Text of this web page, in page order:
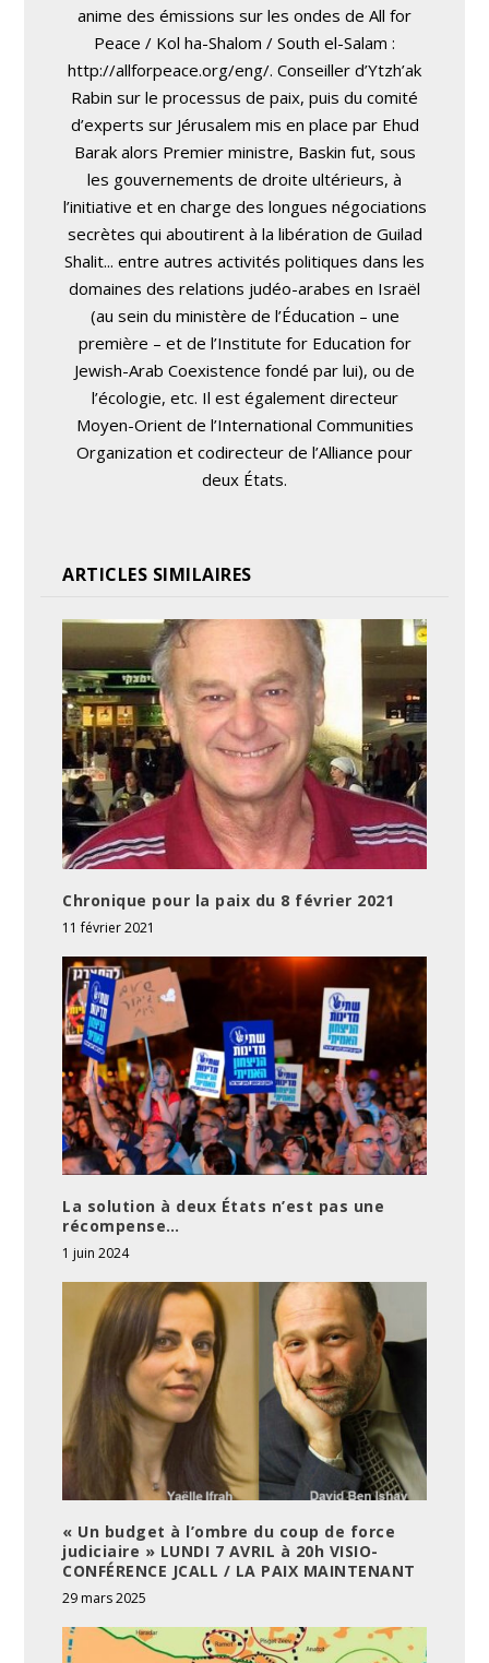
anime des émissions sur les ondes de All for
Peace / Kol ha-Shalom / South el-Salam :
http://allforpeace.org/eng/. Conseiller d’Ytzh’ak
Rabin sur le processus de paix, puis du comité
d’experts sur Jérusalem mis en place par Ehud
Barak alors Premier ministre, Baskin fut, sous
les gouvernements de droite ultérieurs, à
l’initiative et en charge des longues négociations
secrètes qui aboutirent à la libération de Guilad
Shalit... entre autres activités politiques dans les
domaines des relations judéo-arabes en Israël
(au sein du ministère de l’Éducation – une
première – et de l’Institute for Education for
Jewish-Arab Coexistence fondé par lui), ou de
l’écologie, etc. Il est également directeur
Moyen-Orient de l’International Communities
Organization et codirecteur de l’Alliance pour
deux États.
ARTICLES SIMILAIRES
Chronique pour la paix du 8 février 2021
11 février 2021
La solution à deux États n’est pas une
récompense…
1 juin 2024
« Un budget à l’ombre du coup de force
judiciaire » LUNDI 7 AVRIL à 20h VISIO-
CONFÉRENCE JCALL / LA PAIX MAINTENANT
29 mars 2025